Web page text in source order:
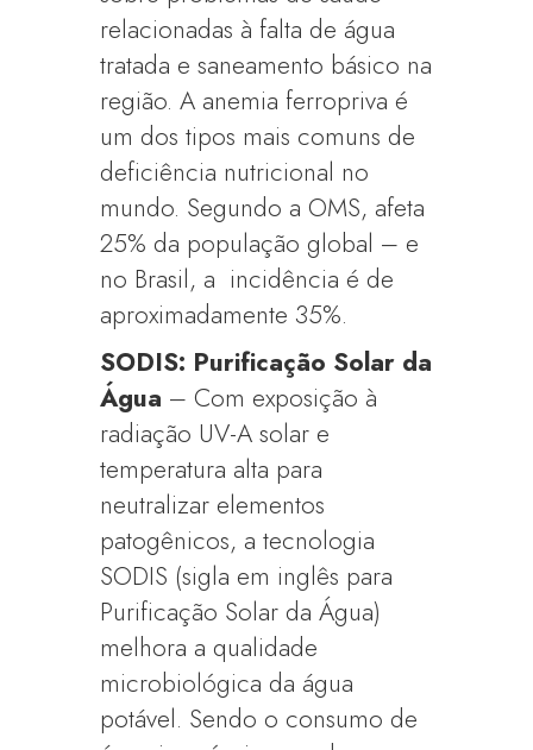
relacionadas à falta de água
tratada e saneamento básico na
região. A anemia ferropriva é
um dos tipos mais comuns de
deficiência nutricional no
mundo. Segundo a OMS, afeta
25% da população global – e
no Brasil, a incidência é de
aproximadamente 35%.
SODIS: Purificação Solar da
Água – Com exposição à
radiação UV-A solar e
temperatura alta para
neutralizar elementos
patogênicos, a tecnologia
SODIS (sigla em inglês para
Purificação Solar da Água)
melhora a qualidade
microbiológica da água
potável. Sendo o consumo de